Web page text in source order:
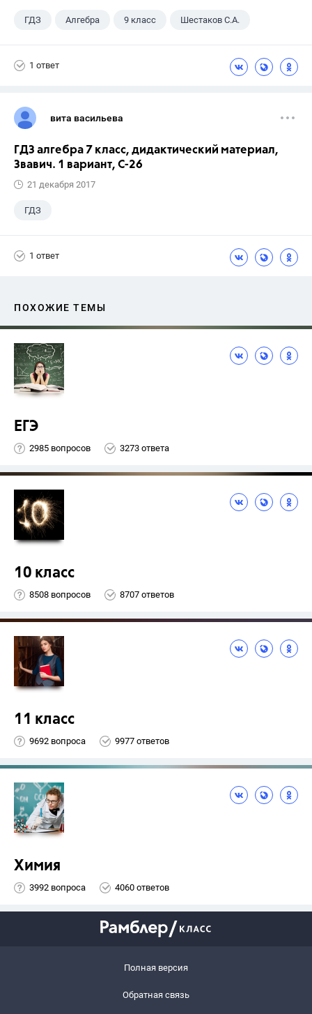
ГДЗ Алгебра 9 класс Шестаков С.А.
1 ответ
вита васильева
ГДЗ алгебра 7 класс, дидактический материал,
Звавич. 1 вариант, С-26
21 декабря 2017
ГДЗ
1 ответ
ПОХОЖИЕ ТЕМЫ
ЕГЭ
2985 вопросов 3273 ответа
10 класс
8508 вопросов 8707 ответов
11 класс
9692 вопроса 9977 ответов
Химия
3992 вопроса 4060 ответов
Полная версия
Обратная связь